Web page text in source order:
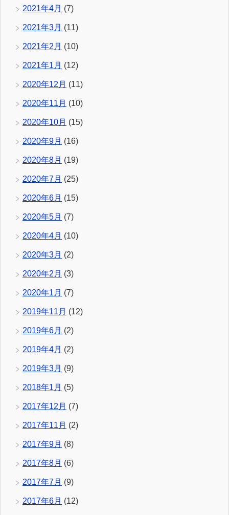
2021年4月 (7)
2021年3月 (11)
2021年2月 (10)
2021年1月 (12)
2020年12月 (11)
2020年11月 (10)
2020年10月 (15)
2020年9月 (16)
2020年8月 (19)
2020年7月 (25)
2020年6月 (15)
2020年5月 (7)
2020年4月 (10)
2020年3月 (2)
2020年2月 (3)
2020年1月 (7)
2019年11月 (12)
2019年6月 (2)
2019年4月 (2)
2019年3月 (9)
2018年1月 (5)
2017年12月 (7)
2017年11月 (2)
2017年9月 (8)
2017年8月 (6)
2017年7月 (9)
2017年6月 (12)